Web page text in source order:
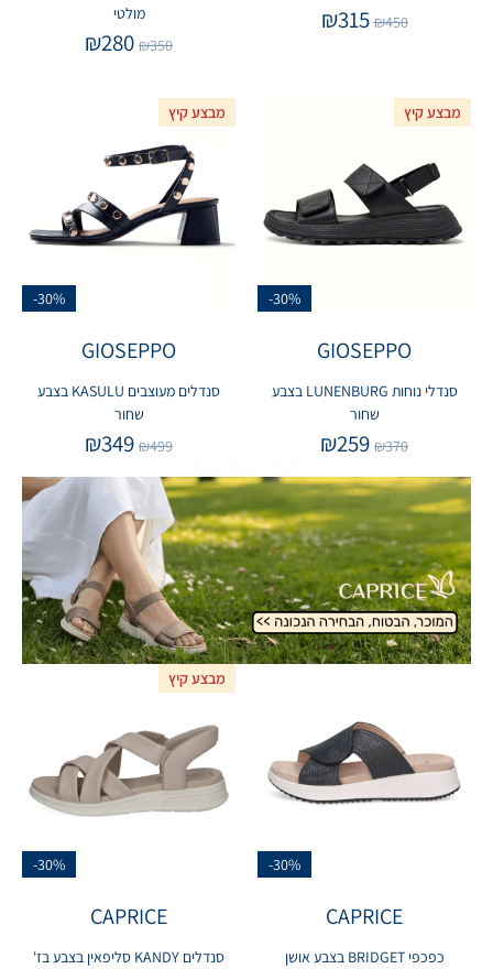
₪450
₪315
מולטי
₪350
₪280
מבצע קיץ
-30%
GIOSEPPO
סנדלי נוחות LUNENBURG בצבע
שחור
₪370
₪259
מבצע קיץ
-30%
GIOSEPPO
סנדלים מעוצבים KASULU בצבע
שחור
₪499
₪349
-30%
CAPRICE
כפכפי BRIDGET בצבע אושן
מבצע קיץ
-30%
CAPRICE
סנדלים KANDY סליפאין בצבע בז'